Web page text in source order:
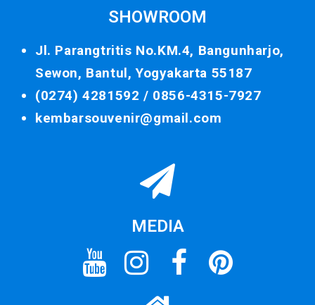
SHOWROOM
Jl. Parangtritis No.KM.4, Bangunharjo,
Sewon, Bantul, Yogyakarta 55187
(0274) 4281592 / 0856-4315-7927
kembarsouvenir@gmail.com
MEDIA